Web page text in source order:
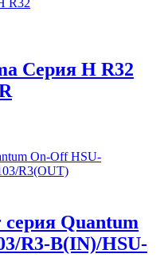
Серия H R32
Quantum
R3-B(IN)/HSU-